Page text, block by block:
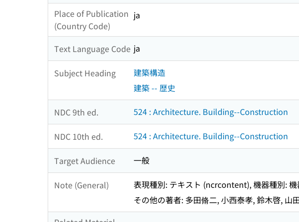
Place of Publication
(Country Code)
ja
Text Language Code ja
Subject Heading
建築構造
建築 -- 歴史
NDC 9th ed. 524 : Architecture. Building--Construction
NDC 10th ed. 524 : Architecture. Building--Construction
Target Audience 一般
Note (General)
表現種別: テキスト (ncrcontent), 機器種別:
その他の著者: 多田脩二, 小西泰孝, 鈴木啓, 山